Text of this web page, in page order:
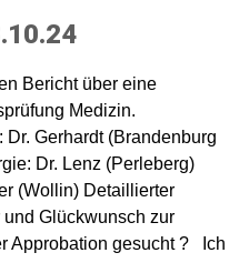
Bericht über eine
Medizin.
Gerhardt (Brandenburg
Dr. Lenz (Perleberg)
(Wollin) Detaillierter
Glückwunsch zur
Approbation gesucht ? Ich